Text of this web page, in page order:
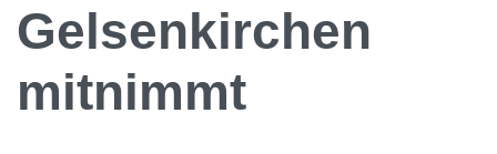
Gelsenkirchen
mitnimmt